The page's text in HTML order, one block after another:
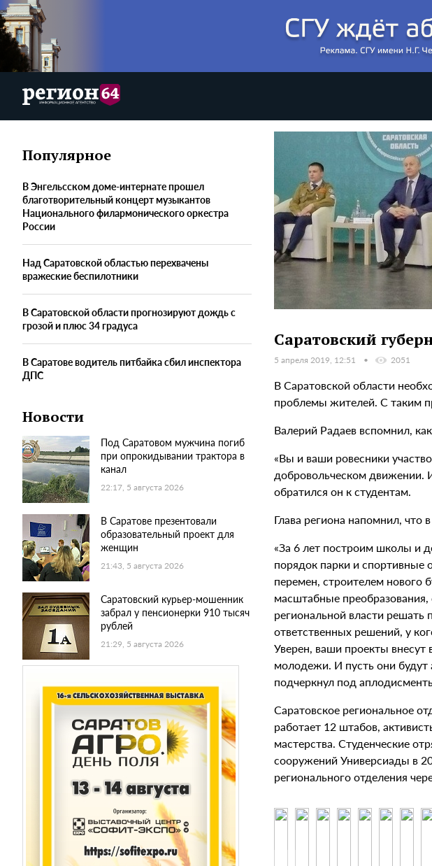
Популярное
В Энгельсском доме-интернате прошел
благотворительный концерт музыкантов
Национального филармонического оркестра
России
Над Саратовской областью перехвачены
вражеские беспилотники
В Саратовской области прогнозируют дождь с
грозой и плюс 34 градуса
В Саратове водитель питбайка сбил инспектора
ДПС
Новости
Под Саратовом мужчина погиб
при опрокидывании трактора в
канал
22:17, 5 августа 2026
В Саратове презентовали
образовательный проект для
женщин
21:43, 5 августа 2026
Саратовский курьер-мошенник
забрал у пенсионерки 910 тысяч
рублей
21:29, 5 августа 2026
Саратовский
5 апреля 2019, 12:51 2051
В Саратовской области
проблемы жителей. С таким
Валерий Радаев вспомнил,
«Вы и ваши ровесники
добровольческом движении.
обратился он к студентам.
Глава региона напомнил, что
«За 6 лет построим школы и
порядок парки и спортивные
перемен, строителем нового
масштабные
региональной власти
ответственных решений, у
Уверен, ваши проекты внесут
молодежи. И пусть они
подчеркнул под
Саратовское региональное
работает 12 штабов,
мастерства. Студенческие
сооружений Универсиады в
регионального отделения